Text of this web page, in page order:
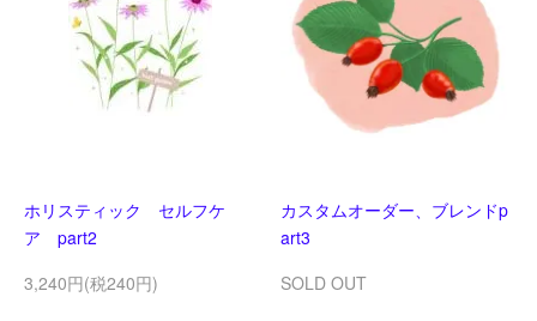
ホリスティック セルフケ
ア part2
3,240円(税240円)
カスタムオーダー、ブレンドp
art3
SOLD OUT